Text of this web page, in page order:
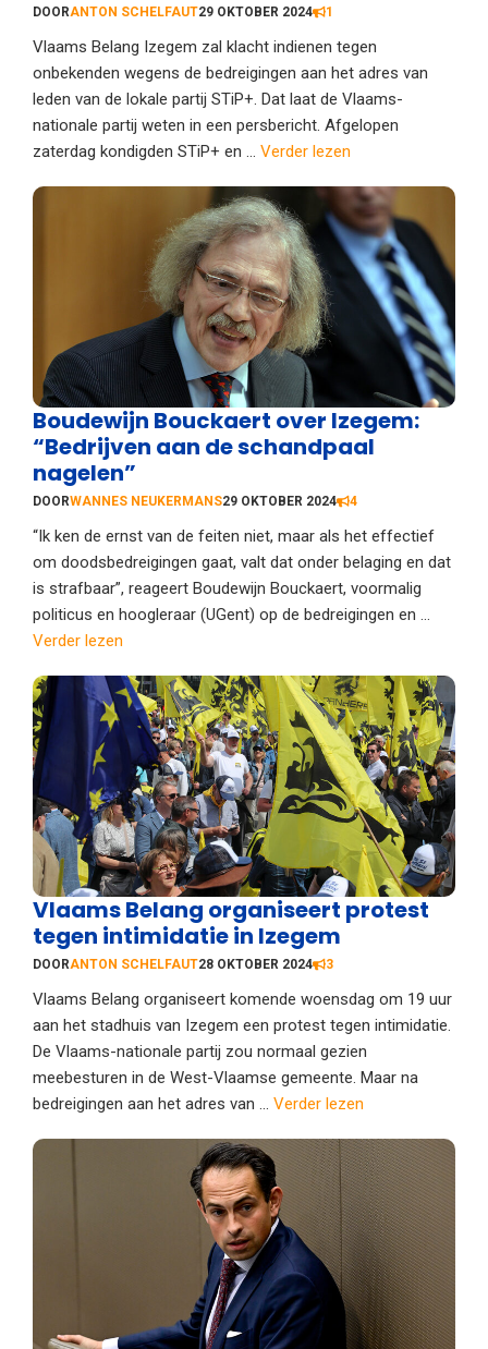
DOORANTON SCHELFAUT29 OKTOBER 2024 1
Vlaams Belang Izegem zal klacht indienen tegen
onbekenden wegens de bedreigingen aan het adres van
leden van de lokale partij STiP+. Dat laat de Vlaams-
nationale partij weten in een persbericht. Afgelopen
zaterdag kondigden STiP+ en ... Verder lezen
Boudewijn Bouckaert over Izegem:
“Bedrijven aan de schandpaal
nagelen”
DOORWANNES NEUKERMANS29 OKTOBER 2024 4
“Ik ken de ernst van de feiten niet, maar als het effectief
om doodsbedreigingen gaat, valt dat onder belaging en dat
is strafbaar”, reageert Boudewijn Bouckaert, voormalig
politicus en hoogleraar (UGent) op de bedreigingen en ...
Verder lezen
Vlaams Belang organiseert protest
tegen intimidatie in Izegem
DOORANTON SCHELFAUT28 OKTOBER 2024 3
Vlaams Belang organiseert komende woensdag om 19 uur
aan het stadhuis van Izegem een protest tegen intimidatie.
De Vlaams-nationale partij zou normaal gezien
meebesturen in de West-Vlaamse gemeente. Maar na
bedreigingen aan het adres van ... Verder lezen